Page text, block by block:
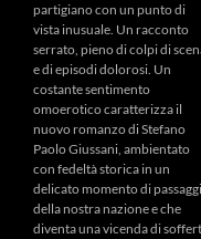
partigiano con un punto di
vista inusuale. Un racconto
serrato, pieno di colpi di
e di episodi dolorosi. Un
costante sentimento
omoerotico caratterizza il
nuovo romanzo di Stefano
Paolo Giussani, ambientato
con fedeltà storica in un
delicato momento di
della nostra nazione e che
diventa una vicenda di